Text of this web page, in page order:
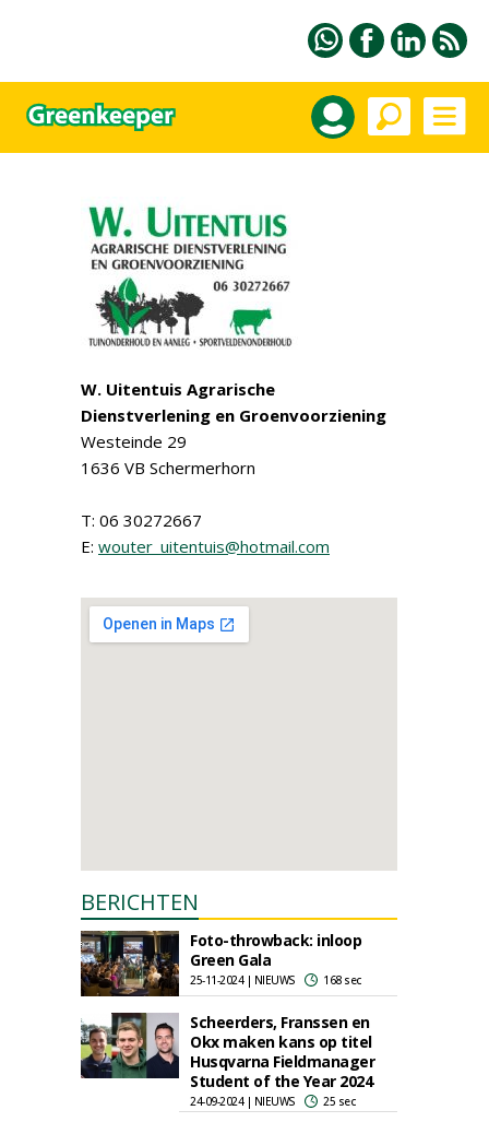
W. Uitentuis Agrarische
Dienstverlening en Groenvoorziening
Westeinde 29
1636 VB Schermerhorn
T: 06 30272667
E: wouter_uitentuis@hotmail.com
BERICHTEN
Foto-throwback: inloop
Green Gala
25-11-2024 | NIEUWS 168 sec
Scheerders, Franssen en
Okx maken kans op titel
Husqvarna Fieldmanager
Student of the Year 2024
24-09-2024 | NIEUWS 25 sec